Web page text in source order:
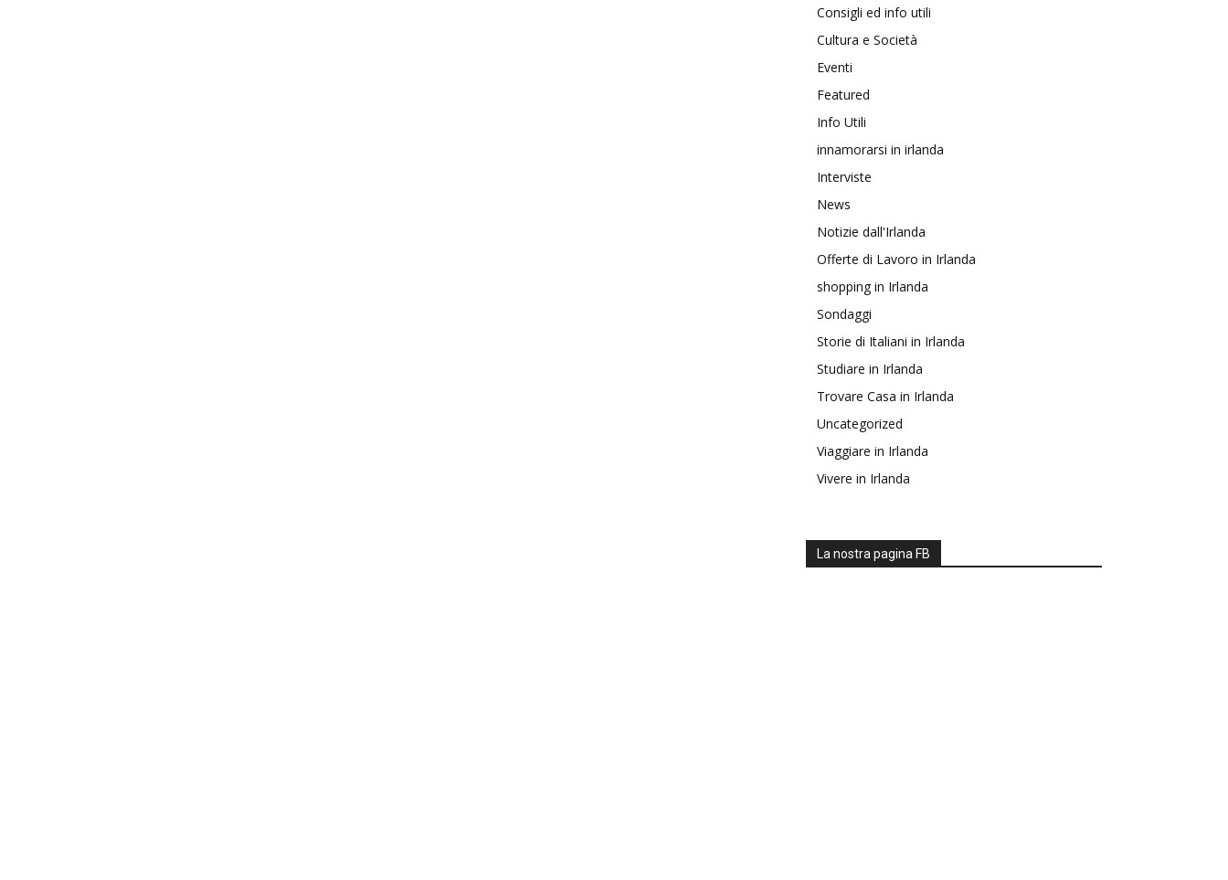
Consigli ed info utili
Cultura e Società
Eventi
Featured
Info Utili
innamorarsi in irlanda
Interviste
News
Notizie dall'Irlanda
Offerte di Lavoro in Irlanda
shopping in Irlanda
Sondaggi
Storie di Italiani in Irlanda
Studiare in Irlanda
Trovare Casa in Irlanda
Uncategorized
Viaggiare in Irlanda
Vivere in Irlanda
La nostra pagina FB